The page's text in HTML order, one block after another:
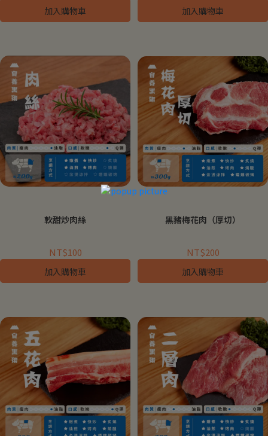
加入購物車 加入購物車
軟甜炒肉絲
NT$100
加入購物車
黑豬梅花肉（厚切）
NT$200
加入購物車